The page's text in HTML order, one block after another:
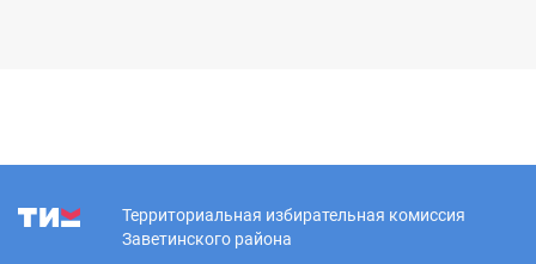
Территориальная избирательная комиссия
Заветинского района